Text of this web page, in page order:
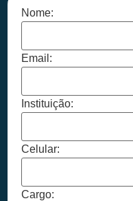
Nome:
Email:
Instituição:
Celular:
Cargo: